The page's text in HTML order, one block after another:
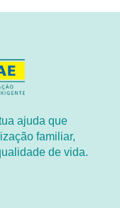
ajuda que
familiar,
de vida.